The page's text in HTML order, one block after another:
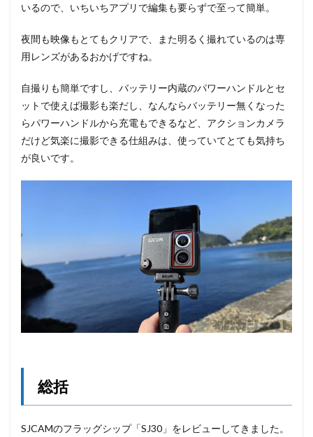
いるので、いちいちアプリで編集も要らずで至って簡単。
夜間も映像もとてもクリアで、また明るく撮れているのは専
用レンズがあるおかげですね。
自撮りも簡単ですし、バッテリー内蔵のパワーハンドルとセ
ットで使えば撮影も楽だし、なんならバッテリー無くなった
らパワーハンドルから充電もできるなど、アクションカメラ
だけど気楽に撮影できる仕組みは、使っていてとても気持ち
が良いです。
総括
SJCAMのフラッグシップ「SJ30」をレビューしてきました。